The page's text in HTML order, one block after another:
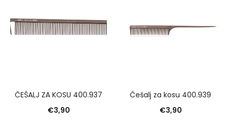
ČEŠALJ ZA KOSU 400.937
€3,90
Češalj za kosu 400.939
€3,90